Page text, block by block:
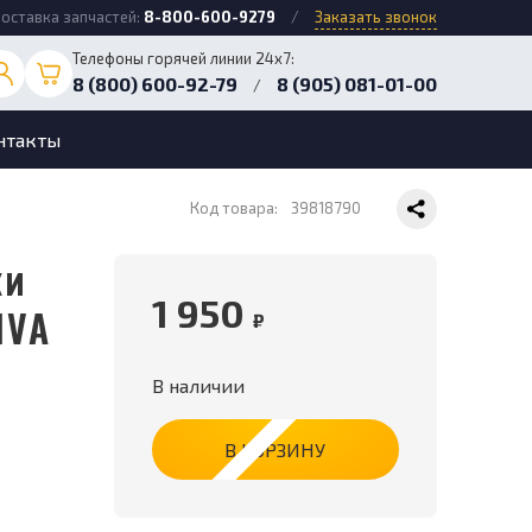
запчастей: 8-800-600-9279 / Заказать звонок
Телефоны горячей линии 24х7:
8 (800) 600-92-79 / 8 (905) 081-01-00
Код товара: 39818790
1 950 ₽
В наличии
В КОРЗИНУ